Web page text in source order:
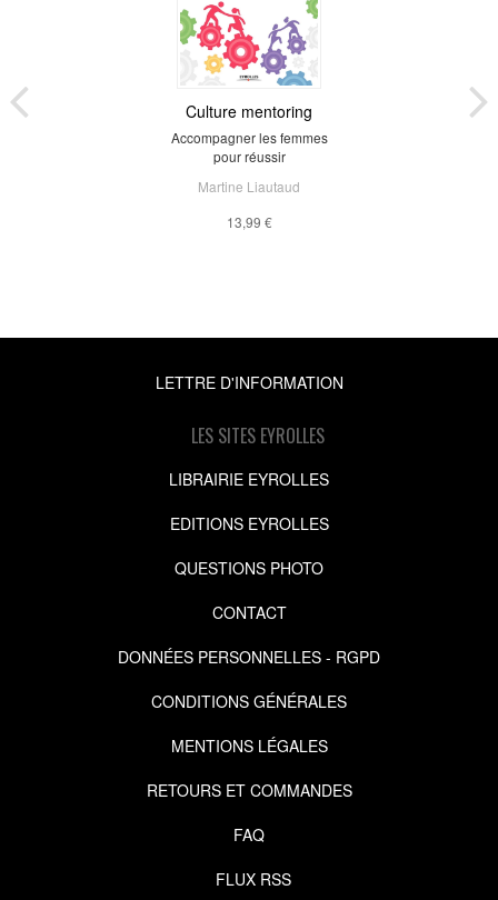
Culture mentoring
Accompagner les femmes
pour réussir
Martine Liautaud
13,99 €
LETTRE D'INFORMATION
LES SITES EYROLLES
LIBRAIRIE EYROLLES
EDITIONS EYROLLES
QUESTIONS PHOTO
CONTACT
DONNÉES PERSONNELLES - RGPD
CONDITIONS GÉNÉRALES
MENTIONS LÉGALES
RETOURS ET COMMANDES
FAQ
FLUX RSS